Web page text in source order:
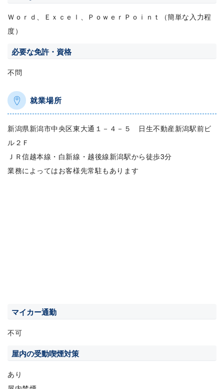
Ｗｏｒｄ、Ｅｘｃｅｌ、ＰｏｗｅｒＰｏｉｎｔ（簡単な入力程
度）
必要な免許・資格
不問
就業場所
新潟県新潟市中央区東大通１－４－５ 日生不動産新潟駅前ビ
ル２Ｆ
ＪＲ信越本線・白新線・越後線新潟駅から徒歩3分
業務によってはお客様先常駐もあります
マイカー通勤
不可
屋内の受動喫煙対策
あり